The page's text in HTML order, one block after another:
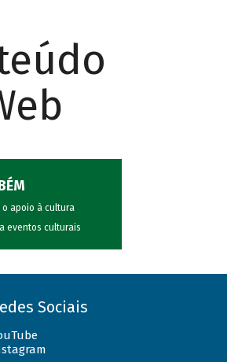
o apoio à cultura
eventos culturais
Sociais